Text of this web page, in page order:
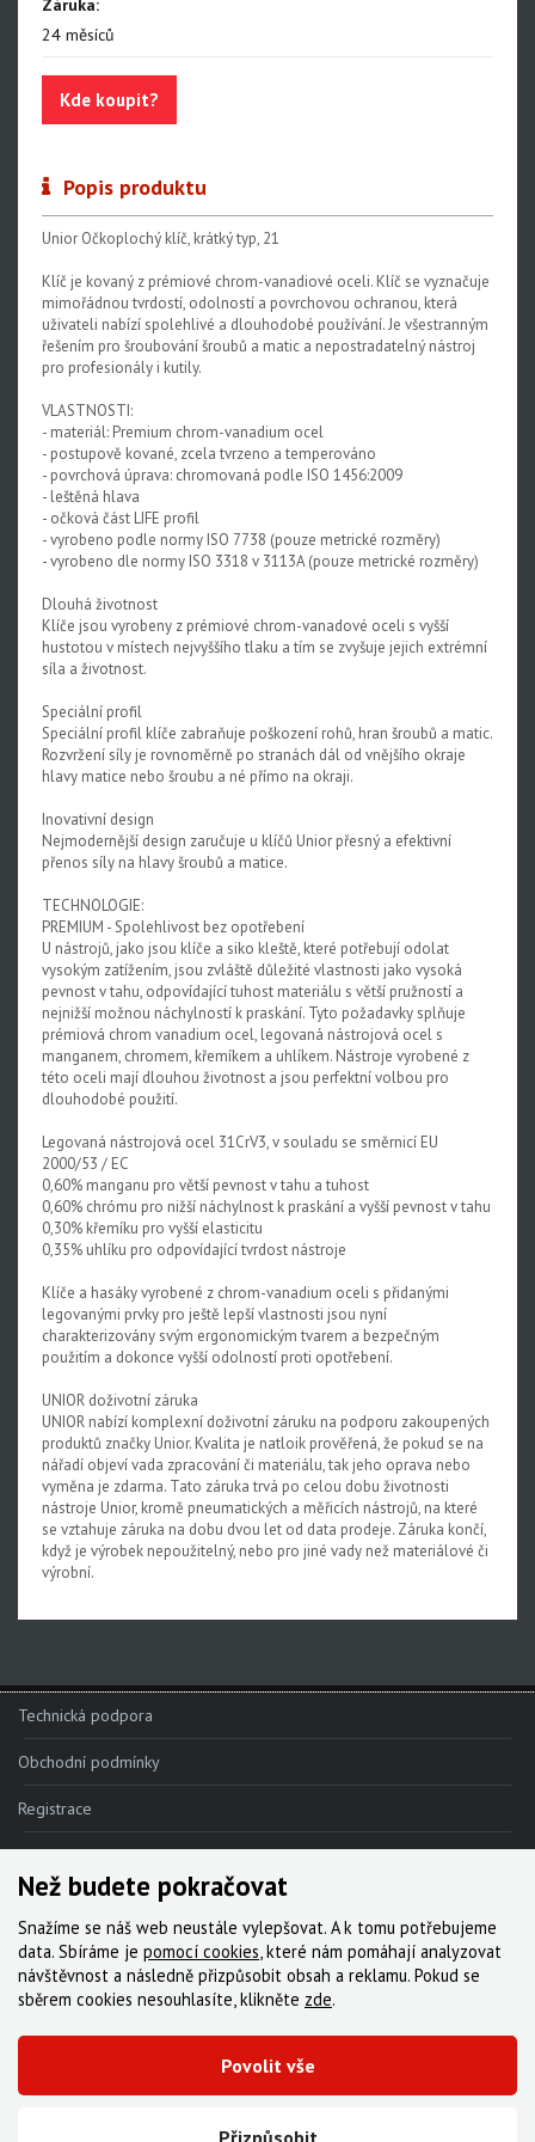
Nářadí na řetězy
Nářadí na kazety a ořechy
Nářadí na brzdy
Nářadí na ložiska
Nářadí na vidlice a tlumiče
Nářadí na servis napl.kol
Nářadí na servis plášťů a duší
Centrovací stolice
Montážní stojany
Sety nářadí
Dílenské vybavení
Záruka:
24 měsíců
Kde koupit?
Popis produktu
Unior Očkoplochý klíč, krátký typ, 21
Klíč je kovaný z prémiové chrom-vanadiové oceli. Klíč se vyznačuje
mimořádnou tvrdostí, odolností a povrchovou ochranou, která
uživateli nabízí spolehlivé a dlouhodobé používání. Je všestranným
řešením pro šroubování šroubů a matic a nepostradatelný nástroj
pro profesionály i kutily.
VLASTNOSTI:
- materiál: Premium chrom-vanadium ocel
- postupově kované, zcela tvrzeno a temperováno
- povrchová úprava: chromovaná podle ISO 1456:2009
- leštěná hlava
- očková část LIFE profil
- vyrobeno podle normy ISO 7738 (pouze metrické rozměry)
- vyrobeno dle normy ISO 3318 v 3113A (pouze metrické rozměry)
Dlouhá životnost
Klíče jsou vyrobeny z prémiové chrom-vanadové oceli s vyšší
hustotou v místech nejvyššího tlaku a tím se zvyšuje jejich extrémní
síla a životnost.
Speciální profil
Speciální profil klíče zabraňuje poškození rohů, hran šroubů a matic.
Rozvržení síly je rovnoměrně po stranách dál od vnějšího okraje
hlavy matice nebo šroubu a né přímo na okraji.
Inovativní design
Nejmodernější design zaručuje u klíčů Unior přesný a efektivní
přenos síly na hlavy šroubů a matice.
TECHNOLOGIE:
PREMIUM - Spolehlivost bez opotřebení
U nástrojů, jako jsou klíče a siko kleště, které potřebují odolat
vysokým zatížením, jsou zvláště důležité vlastnosti jako vysoká
pevnost v tahu, odpovídající tuhost materiálu s větší pružností a
nejnižší možnou náchylností k praskání. Tyto požadavky splňuje
prémiová chrom vanadium ocel, legovaná nástrojová ocel s
manganem, chromem, křemíkem a uhlíkem. Nástroje vyrobené z
této oceli mají dlouhou životnost a jsou perfektní volbou pro
dlouhodobé použití.
Legovaná nástrojová ocel 31CrV3, v souladu se směrnicí EU
2000/53 / EC
0,60% manganu pro větší pevnost v tahu a tuhost
0,60% chrómu pro nižší náchylnost k praskání a vyšší pevnost v tahu
0,30% křemíku pro vyšší elasticitu
0,35% uhlíku pro odpovídající tvrdost nástroje
Klíče a hasáky vyrobené z chrom-vanadium oceli s přidanými
legovanými prvky pro ještě lepší vlastnosti jsou nyní
charakterizovány svým ergonomickým tvarem a bezpečným
použitím a dokonce vyšší odolností proti opotřebení.
UNIOR doživotní záruka
UNIOR nabízí komplexní doživotní záruku na podporu zakoupených
produktů značky Unior. Kvalita je natloik prověřená, že pokud se na
nářadí objeví vada zpracování či materiálu, tak jeho oprava nebo
vyměna je zdarma. Tato záruka trvá po celou dobu životnosti
nástroje Unior, kromě pneumatických a měřicích nástrojů, na které
se vztahuje záruka na dobu dvou let od data prodeje. Záruka končí,
když je výrobek nepoužitelný, nebo pro jiné vady než materiálové či
výrobní.
Technická podpora
Obchodní podmínky
Registrace
Reklamace
Kde nakoupit
Kontakt
Servis
Ke stažení
© 2000-2026 Všechna práva vyhrazena,Cyklo Žitný, s.r.o.|Zásady cookies
Než budete pokračovat
Snažíme se náš web neustále vylepšovat. A k tomu potřebujeme
data. Sbíráme je pomocí cookies, které nám pomáhají analyzovat
návštěvnost a následně přizpůsobit obsah a reklamu. Pokud se
sběrem cookies nesouhlasíte, klikněte zde.
Přizpůsobit
Povolit vše